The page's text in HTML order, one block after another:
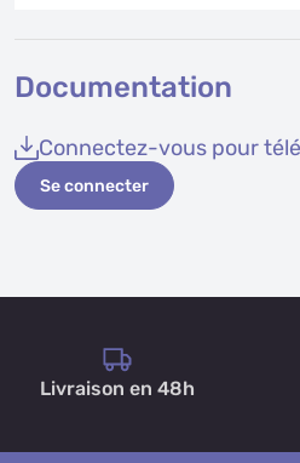
Documentation
Connectez-vous pour
Se connecter
Livraison en 48h